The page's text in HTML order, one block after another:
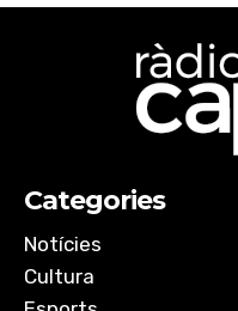
Categories
Notícies
Cultura